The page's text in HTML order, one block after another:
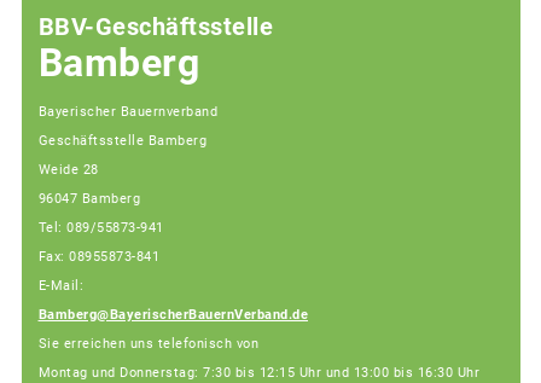
BBV-Geschäftsstelle
Bamberg
Bayerischer Bauernverband
Geschäftsstelle Bamberg
Weide 28
96047 Bamberg
Tel: 089/55873-941
Fax: 08955873-841
E-Mail:
Bamberg@BayerischerBauernVerband.de
Sie erreichen uns telefonisch von
Montag und Donnerstag: 7:30 bis 12:15 Uhr und 13:00 bis 16:30 Uhr